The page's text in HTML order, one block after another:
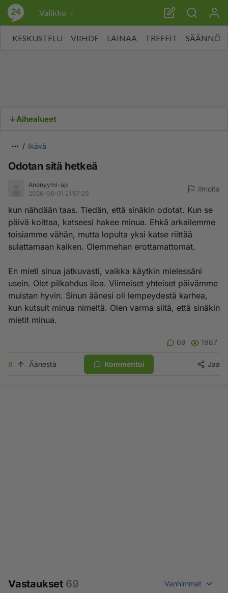
Valikko
KESKUSTELU VIIHDE LAINAA TREFFIT SÄÄNNÖT
Aihealueet
Ikävä
Odotan sitä hetkeä
Anonyymi-ap
2026-06-01 21:57:29
Ilmoita
kun nähdään taas. Tiedän, että sinäkin odotat. Kun se
päivä koittaa, katseesi hakee minua. Ehkä arkailemme
toisiamme vähän, mutta lopulta yksi katse riittää
sulattamaan kaiken. Olemmehan erottamattomat.
En mieti sinua jatkuvasti, vaikka käytkin mielessäni
usein. Olet pilkahdus iloa. Viimeiset yhteiset päivämme
muistan hyvin. Sinun äänesi oli lempeydestä karhea,
kun kutsuit minua nimeltä. Olen varma siitä, että sinäkin
mietit minua.
69 1987
8 Äänestä Kommentoi Jaa
Vastaukset 69 Vanhimmat